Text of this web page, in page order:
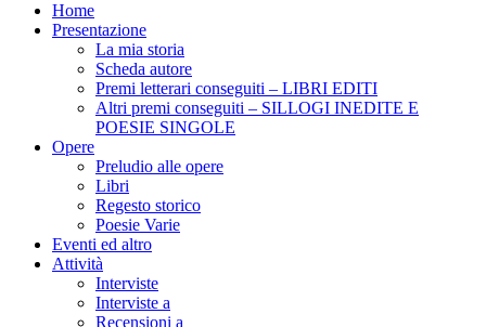
Home
Presentazione
La mia storia
Scheda autore
Premi letterari conseguiti – LIBRI EDITI
Altri premi conseguiti – SILLOGI INEDITE E
POESIE SINGOLE
Opere
Preludio alle opere
Libri
Regesto storico
Poesie Varie
Eventi ed altro
Attività
Interviste
Interviste a
Recensioni a